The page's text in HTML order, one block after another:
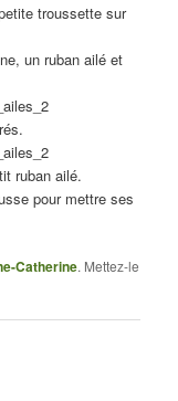
troussette sur
un ruban ailé et
ruban ailé.
pour mettre ses
Catherine. Mettez-le